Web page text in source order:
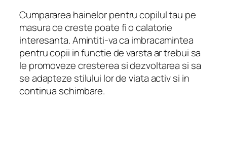
Cumpararea hainelor pentru copilul tau pe
masura ce creste poate fi o calatorie
interesanta. Amintiti-va ca imbracamintea
pentru copii in functie de varsta ar trebui sa
le promoveze cresterea si dezvoltarea si sa
se adapteze stilului lor de viata activ si in
continua schimbare.